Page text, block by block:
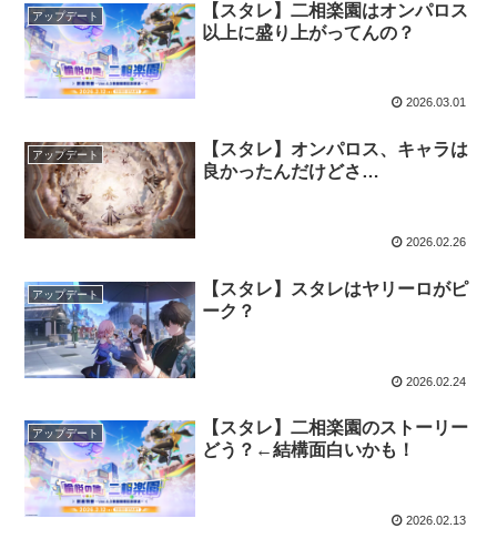
アップデート
【スタレ】二相楽園はオンパロス
以上に盛り上がってんの？
2026.03.01
アップデート
【スタレ】オンパロス、キャラは
良かったんだけどさ…
2026.02.26
アップデート
【スタレ】スタレはヤリーロがピ
ーク？
2026.02.24
アップデート
【スタレ】二相楽園のストーリー
どう？←結構面白いかも！
2026.02.13